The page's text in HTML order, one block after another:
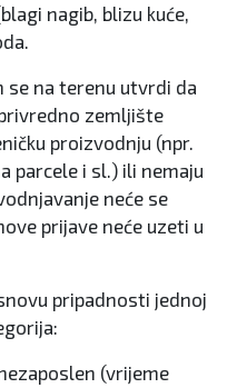
nagib, blizu kuće,
se na terenu utvrdi da
zemljište
proizvodnju (npr.
parcele i sl.) ili nemaju
neće se
prijave neće uzeti u
pripadnosti jednoj
(vrijeme